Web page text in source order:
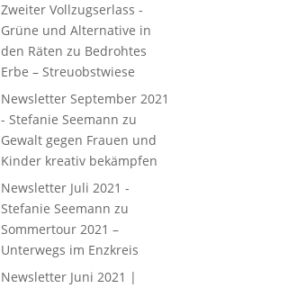
Zweiter Vollzugserlass -
Grüne und Alternative in
den Räten zu Bedrohtes
Erbe – Streuobstwiese
Newsletter September 2021
- Stefanie Seemann zu
Gewalt gegen Frauen und
Kinder kreativ bekämpfen
Newsletter Juli 2021 -
Stefanie Seemann zu
Sommertour 2021 –
Unterwegs im Enzkreis
Newsletter Juni 2021 |